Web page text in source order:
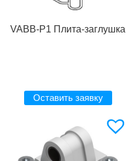
VABB-P1 Плита-заглушка
Оставить заявку